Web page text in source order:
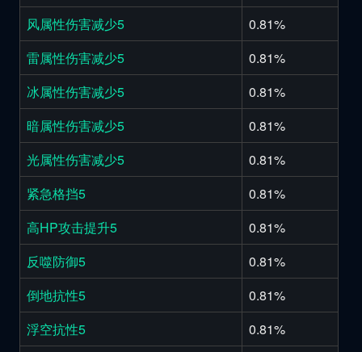
风属性伤害减少5
0.81%
雷属性伤害减少5
0.81%
冰属性伤害减少5
0.81%
暗属性伤害减少5
0.81%
光属性伤害减少5
0.81%
紧急格挡5
0.81%
高HP攻击提升5
0.81%
反噬防御5
0.81%
倒地抗性5
0.81%
浮空抗性5
0.81%